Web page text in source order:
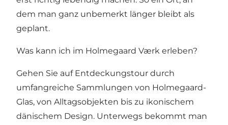
dem man ganz unbemerkt länger bleibt als
geplant.
Was kann ich im Holmegaard Værk erleben?
Gehen Sie auf Entdeckungstour durch
umfangreiche Sammlungen von Holmegaard-
Glas, von Alltagsobjekten bis zu ikonischem
dänischem Design. Unterwegs bekommt man